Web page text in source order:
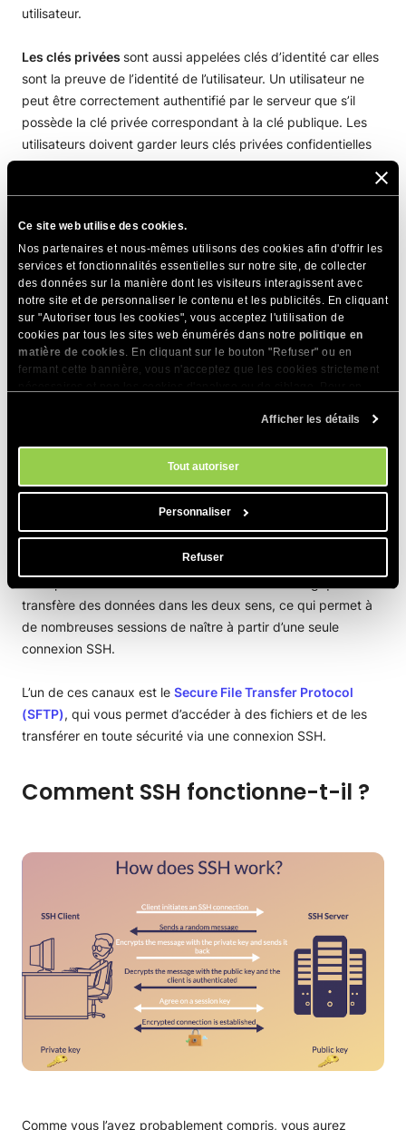
Ce site web utilise des cookies.
Nos partenaires et nous-mêmes utilisons des cookies afin d'offrir les
services et fonctionnalités essentielles sur notre site, de collecter
des données sur la manière dont les visiteurs interagissent avec
notre site et de personnaliser le contenu et les publicités. En cliquant
sur "Autoriser tous les cookies", vous acceptez l'utilisation de
cookies par tous les sites web énumérés dans notre politique en
matière de cookies . En cliquant sur le bouton "Refuser" ou en
fermant cette bannière, vous n'acceptez que les cookies strictement
. Vous pouvez gérer vos préférences
Afficher les détails
Tout autoriser
Personnaliser
Refuser
utilisateur.
Les clés privées sont aussi appelées clés d’identité car elles
sont la preuve de l’identité de l’utilisateur. Un utilisateur ne
peut être correctement authentifié par le serveur que s’il
possède la clé privée correspondant à la clé publique. Les
utilisateurs doivent garder leurs clés privées confidentielles
et s’abstenir de les partager avec d’autres.
SSH et le serveur. Cette clé symétrique est utilisée pour
chiffrer la totalité de la session SSH. Les deux entités
conviennent d’une clé de session à utiliser en fonction des
données des clés publique et privée pour générer un
« secret partagé ». Il est partagé de manière sécurisée par
les deux parties et est utilisé pour chiffrer et déchiffrer les
données échangées (c’est-à-dire
chiffrement symétrique ).
données en transit; lorsque la session est fermée, la clé de
session est détruite.
Couche connexion
Lorsque le processus d’authentification est terminé avec
succès, une connexion multiplexée au serveur est initiée
transfère des données dans les deux sens, ce qui permet à
de nombreuses sessions de naître à partir d’une seule
connexion SSH.
L’un de ces canaux est le Secure File Transfer Protocol
(SFTP), qui vous permet d’accéder à des fichiers et de les
transférer en toute sécurité via une connexion SSH.
Comment SSH fonctionne-t-il ?
Comme vous l’avez probablement compris, vous aurez